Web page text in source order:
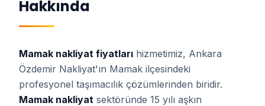
Hakkında
Mamak nakliyat fiyatları hizmetimiz, Ankara
Özdemir Nakliyat'ın Mamak ilçesindeki
profesyonel taşımacılık çözümlerinden biridir.
Mamak nakliyat sektöründe 15 yılı aşkın